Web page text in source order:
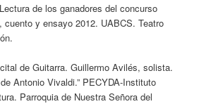
Lectura de los ganadores del concurso
cuento y ensayo 2012. UABCS. Teatro
de Guitarra. Guillermo Avilés, solista.
Antonio Vivaldi.” PECYDA-Instituto
Parroquia de Nuestra Señora del